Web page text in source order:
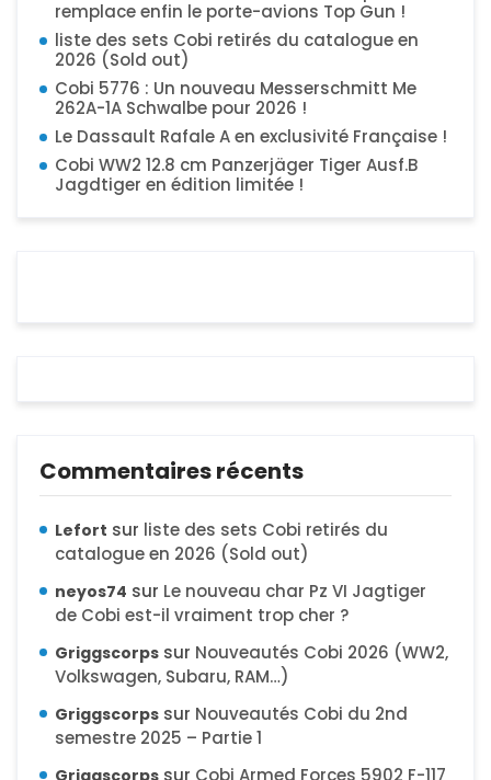
remplace enfin le porte-avions Top Gun !
liste des sets Cobi retirés du catalogue en
2026 (Sold out)
Cobi 5776 : Un nouveau Messerschmitt Me
262A-1A Schwalbe pour 2026 !
Le Dassault Rafale A en exclusivité Française !
Cobi WW2 12.8 cm Panzerjäger Tiger Ausf.B
Jagdtiger en édition limitée !
Commentaires récents
Lefort sur liste des sets Cobi retirés du
catalogue en 2026 (Sold out)
neyos74 sur Le nouveau char Pz VI Jagtiger
de Cobi est-il vraiment trop cher ?
Griggscorps sur Nouveautés Cobi 2026 (WW2,
Volkswagen, Subaru, RAM…)
Griggscorps sur Nouveautés Cobi du 2nd
semestre 2025 – Partie 1
sur Cobi Armed Forces 5902 F-117